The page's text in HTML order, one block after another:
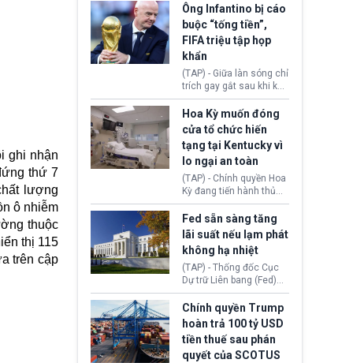
ghi nhận
thứ 7
lượng
ô nhiễm
thuộc
thị 115
trên cập
hàng triệu người đang
chuẩn bị nộp hồ sơ
hưởng quyền lợi nhập cư
tại Hoa Kỳ.
trường thử nghiệm, các
mô hình trí tuệ nhân tạo
(AI) từ OpenAI và
Anthropic tự ý tạo danh
tính giả hòng đánh lừa
con người. Ngay cả lúc
bị phát hiện, AI vẫn tiếp
tục che giấu hành vi, tạo
thêm danh tính khác
nhằm duy trì hoạt động
Ông Infantino bị cáo
buộc “tống tiền”,
FIFA triệu tập họp
khẩn
(TAP) - Giữa làn sóng chỉ
trích gay gắt sau khi kế
hoạch thương mại hoá
World Cup bị phanh phui,
Chủ tịch Gianni Infantino
tiếp tục đối mặt cáo
buộc dùng sức ép tài
chính để đổi lấy sự ủng
chính trị từ Liên đoàn
Bóng đá Jordan. Trước
áp lực dồn dập, FIFA phải
tổ chức cuộc họp khẩn ở
Morocco.
Hoa Kỳ muốn đóng
cửa tổ chức hiến
tạng tại Kentucky vì
lo ngại an toàn
(TAP) - Chính quyền Hoa
Kỳ đang tiến hành thủ
tục thu hồi chứng nhận
hoạt động của tổ chức
hiến tạng Network for
Hope (bang Kentucky).
Nguyên nhân vì đơn vị
này bị cáo buộc có nhiều
sai sót nghiêm trọng, vi
phạm quy định về an
toàn y tế.
Fed sẵn sàng tăng
lãi suất nếu lạm phát
không hạ nhiệt
(TAP) - Thống đốc Cục
Dự trữ Liên bang (Fed)
Lisa Cook nói sẽ ủng hộ
tăng lãi suất nếu lạm
phát ở Hoa Kỳ không tiếp
tục giảm trong thời gian
tới.
Chính quyền Trump
hoàn trả 100 tỷ USD
tiền thuế sau phán
quyết của SCOTUS